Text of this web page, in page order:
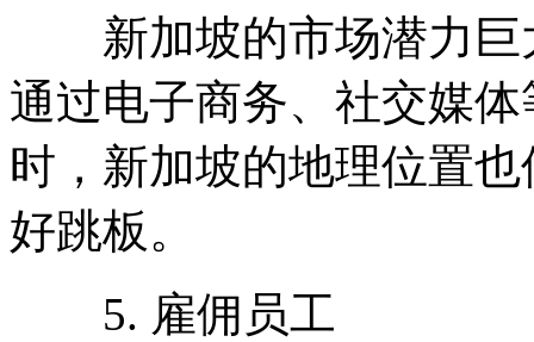
新加坡的市场潜力巨
通过电子商务、社交媒
时，新加坡的地理位置
好跳板。
5. 雇佣员工